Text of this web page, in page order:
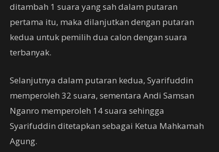
ditambah 1 suara yang sah dalam putaran
pertama itu, maka dilanjutkan dengan putaran
kedua untuk pemilih dua calon dengan suara
terbanyak.
Selanjutnya dalam putaran kedua, Syarifuddin
memperoleh 32 suara, sementara Andi Samsan
Nganro memperoleh 14 suara sehingga
Syarifuddin ditetapkan sebagai Ketua Mahkamah
Agung.